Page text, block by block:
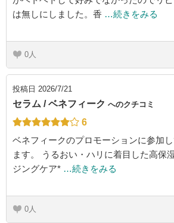
は無しにしました。香 …続きをみる
0
投稿日 2026/7/21
セラム / ベネフィーク へのクチコミ
6
ベネフィークのプロモーションに参加
ます。 うるおい・ハリに着目した高保
ジングケア* …続きをみる
0